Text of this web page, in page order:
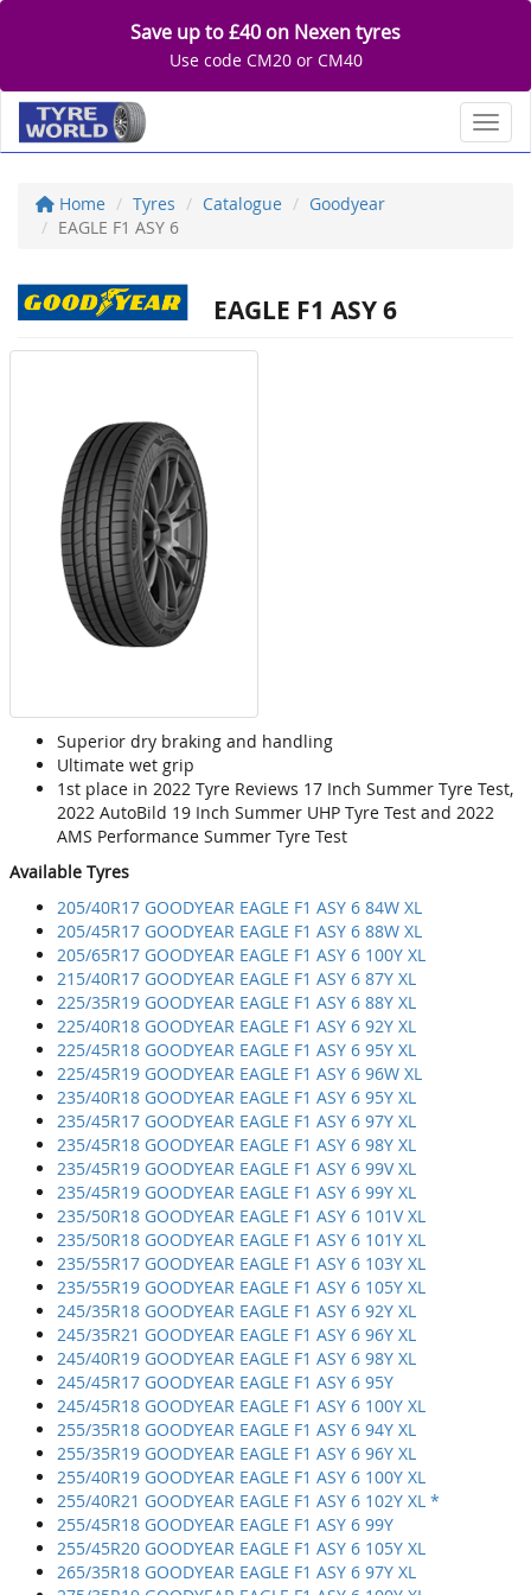
Save up to £40 on Nexen tyres
Use code CM20 or CM40
Home Tyres Catalogue
Goodyear
EAGLE F1 ASY 6
EAGLE F1 ASY 6
Superior dry braking and handling
Ultimate wet grip
1st place in 2022 Tyre Reviews 17 Inch Summer Tyre Test,
2022 AutoBild 19 Inch Summer UHP Tyre Test and 2022
AMS Performance Summer Tyre Test
Available Tyres
205/40R17 GOODYEAR EAGLE F1 ASY 6 84W XL
205/45R17 GOODYEAR EAGLE F1 ASY 6 88W XL
205/65R17 GOODYEAR EAGLE F1 ASY 6 100Y XL
215/40R17 GOODYEAR EAGLE F1 ASY 6 87Y XL
225/35R19 GOODYEAR EAGLE F1 ASY 6 88Y XL
225/40R18 GOODYEAR EAGLE F1 ASY 6 92Y XL
225/45R18 GOODYEAR EAGLE F1 ASY 6 95Y XL
225/45R19 GOODYEAR EAGLE F1 ASY 6 96W XL
235/40R18 GOODYEAR EAGLE F1 ASY 6 95Y XL
235/45R17 GOODYEAR EAGLE F1 ASY 6 97Y XL
235/45R18 GOODYEAR EAGLE F1 ASY 6 98Y XL
235/45R19 GOODYEAR EAGLE F1 ASY 6 99V XL
235/45R19 GOODYEAR EAGLE F1 ASY 6 99Y XL
235/50R18 GOODYEAR EAGLE F1 ASY 6 101V XL
235/50R18 GOODYEAR EAGLE F1 ASY 6 101Y XL
235/55R17 GOODYEAR EAGLE F1 ASY 6 103Y XL
235/55R19 GOODYEAR EAGLE F1 ASY 6 105Y XL
245/35R18 GOODYEAR EAGLE F1 ASY 6 92Y XL
245/35R21 GOODYEAR EAGLE F1 ASY 6 96Y XL
245/40R19 GOODYEAR EAGLE F1 ASY 6 98Y XL
245/45R17 GOODYEAR EAGLE F1 ASY 6 95Y
245/45R18 GOODYEAR EAGLE F1 ASY 6 100Y XL
255/35R18 GOODYEAR EAGLE F1 ASY 6 94Y XL
255/35R19 GOODYEAR EAGLE F1 ASY 6 96Y XL
255/40R19 GOODYEAR EAGLE F1 ASY 6 100Y XL
255/40R21 GOODYEAR EAGLE F1 ASY 6 102Y XL *
255/45R18 GOODYEAR EAGLE F1 ASY 6 99Y
255/45R20 GOODYEAR EAGLE F1 ASY 6 105Y XL
265/35R18 GOODYEAR EAGLE F1 ASY 6 97Y XL